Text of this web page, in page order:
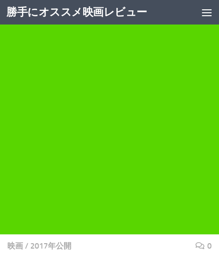
コンテンツへスキップ
勝手にオススメ映画レビュー
映画 / 2017年公開 0